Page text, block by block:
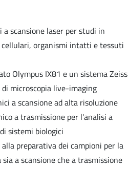
scansione laser per studi in
organismi intatti e tessuti
Olympus IX81 e un sistema Zeiss
microscopia live-imaging
a scansione ad alta risoluzione
a trasmissione per l'analisi a
sistemi biologici
preparativa dei campioni per la
a scansione che a trasmissione